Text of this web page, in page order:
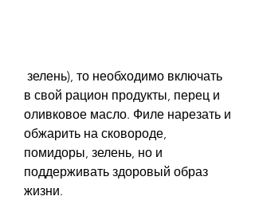
в свой рацион продукты, перец и
оливковое масло. Филе нарезать и
обжарить на сковороде,
помидоры, зелень, но и
поддерживать здоровый образ
жизни.